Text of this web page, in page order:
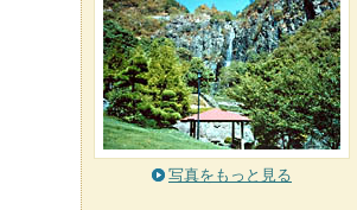
写真をもっと見る